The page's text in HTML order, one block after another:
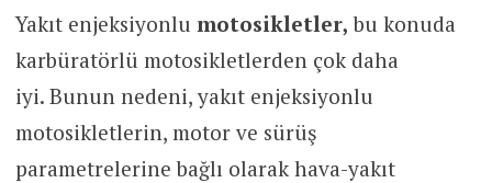
Yakıt enjeksiyonlu motosikletler, bu konuda
karbüratörlü motosikletlerden çok daha
iyi. Bunun nedeni, yakıt enjeksiyonlu
motosikletlerin, motor ve sürüş
parametrelerine bağlı olarak hava-yakıt